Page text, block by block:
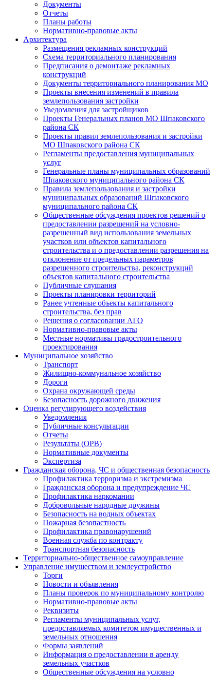
Документы
Отчеты
Планы работы
Нормативно-правовые акты
Архитектура
Размещения рекламных конструкций
Схема территориального планирования
Предписания о демонтаже рекламных
конструкций
Документы территориального планирования МО
Проекты внесения изменений в правила
землепользования застройки
Уведомления для застройщиков
Проекты Генеральных планов МО Шпаковского
района СК
Проекты правил землепользования и застройки
МО Шпаковского района СК
Регламенты предоставления муниципальных
услуг
Генеральные планы муниципальных образований
Шпаковского муниципального района СК
Правила землепользования и застройки
муниципальных образований Шпаковского
муниципального района СК
Общественные обсуждения проектов решений о
предоставлении разрешений на условно-
разрешенный вид использования земельных
участков или объектов капитального
строительства и о предоставлении разрешения на
отклонение от предельных параметров
разрешенного строительства, реконструкций
объектов капитального строительства
Публичные слушания
Проекты планировки территорий
Ранее учтенные объекты капитального
строительства, без прав
Решения о согласовании АГО
Нормативно-правовые акты
Местные нормативы градостроительного
проектирования
Муниципальное хозяйство
Транспорт
Жилищно-коммунальное хозяйство
Дороги
Охрана окружающей среды
Безопасность дорожного движения
Оценка регулирующего воздействия
Уведомления
Публичные консультации
Отчеты
Результаты (ОРВ)
Нормативные документы
Экспертиза
Гражданская оборона, ЧС и общественная безопасность
Профилактика терроризма и экстремизма
Гражданская оборона и предупреждение ЧС
Профилактика наркомании
Добровольные народные дружины
Безопасность на водных объектах
Пожарная безопастность
Профилактика правонарушений
Военная служба по контракту
Транспортная безопасность
Территориально-общественное самоуправление
Управление имуществом и землеустройство
Торги
Новости и объявления
Планы проверок по муниципальному контролю
Нормативно-правовые акты
Реквизиты
Регламенты муниципальных услуг,
предоставляемых комитетом имущественных и
земельных отношения
Формы заявлений
Информация о предоставлении в аренду
земельных участков
Общественные обсуждения на условно